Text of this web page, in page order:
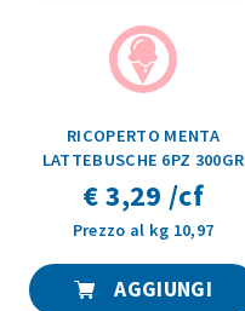
RICOPERTO MENTA
LATTEBUSCHE 6PZ 300GR
€ 3,29 /cf
Prezzo al kg 10,97
AGGIUNGI